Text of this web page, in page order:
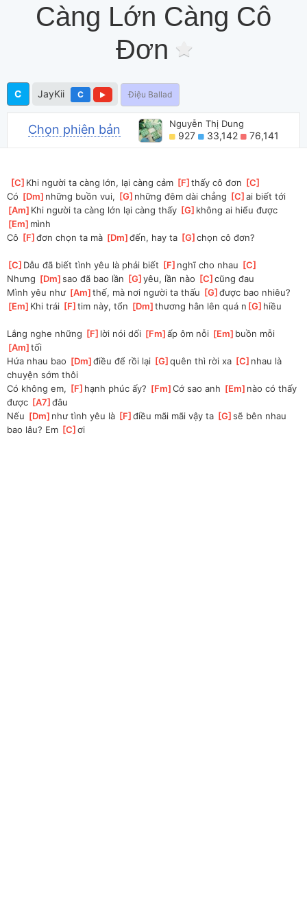
Càng Lớn Càng Cô
Đơn
C JayKii C Điệu Ballad
Chọn phiên bản Nguyễn Thị Dung
927 33,142 76,141
[C ]Khi người ta càng lớn, lại càng cảm [F ]thấy cô đơn [C
Có [Dm ]những buồn vui, [G ]những đêm dài chẳng [C ]
ai biết tới
[Am ]Khi người ta càng lớn lại càng thấy [G ]không ai hiểu được
Em ]mình
Cô [F ]
đơn chọn ta mà [Dm ]
đến, hay ta [G ]
chọn cô đơn?
[C ]Dẫu đã biết tình yêu là phải biết [F ]nghĩ cho nhau [C
Nhưng [Dm ]
sao đã bao lần [G ]
yêu, lần nào [C ]
cũng đau
Mình yêu như [Am ]thế, mà nơi người ta thấu [G ]
được bao nhiêu?
[Em ]Khi trái [F ]tim này, tổn [Dm ]thương hằn lên quá n [G ]hiều
Lắng nghe những [F ]lời nói dối [Fm ]
ấp ôm nỗi [Em ]buồn mỗi
Am ]tối
Hứa nhau bao [Dm ]
điều để rồi lại [G ]
quên thì rời xa [C ]nhau là
chuyện sớm thôi
Có không em, [F ]hạnh phúc ấy? [Fm ]
Cớ sao anh [Em ]nào có thấy
được [A7 ]
đâu
Nếu [Dm ]như tình yêu là [F ]
điều mãi mãi vậy ta [G ]
sẽ bên nhau
bao lâu? Em [C ]
ơi